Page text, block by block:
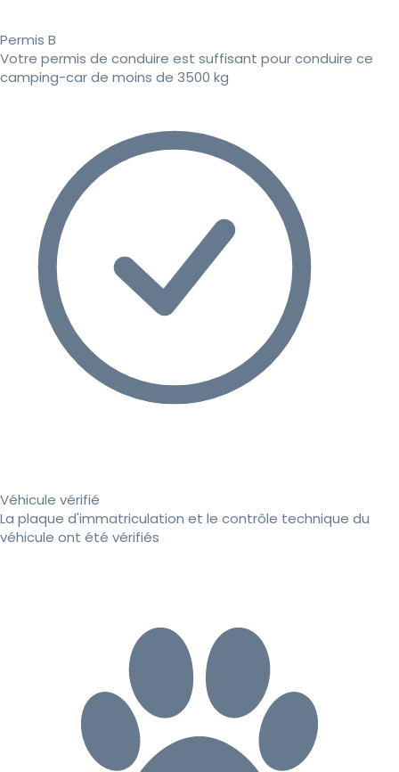
Permis B
Votre permis de conduire est suffisant pour conduire ce
camping-car de moins de 3500 kg
Véhicule vérifié
La plaque d'immatriculation et le contrôle technique du
véhicule ont été vérifiés